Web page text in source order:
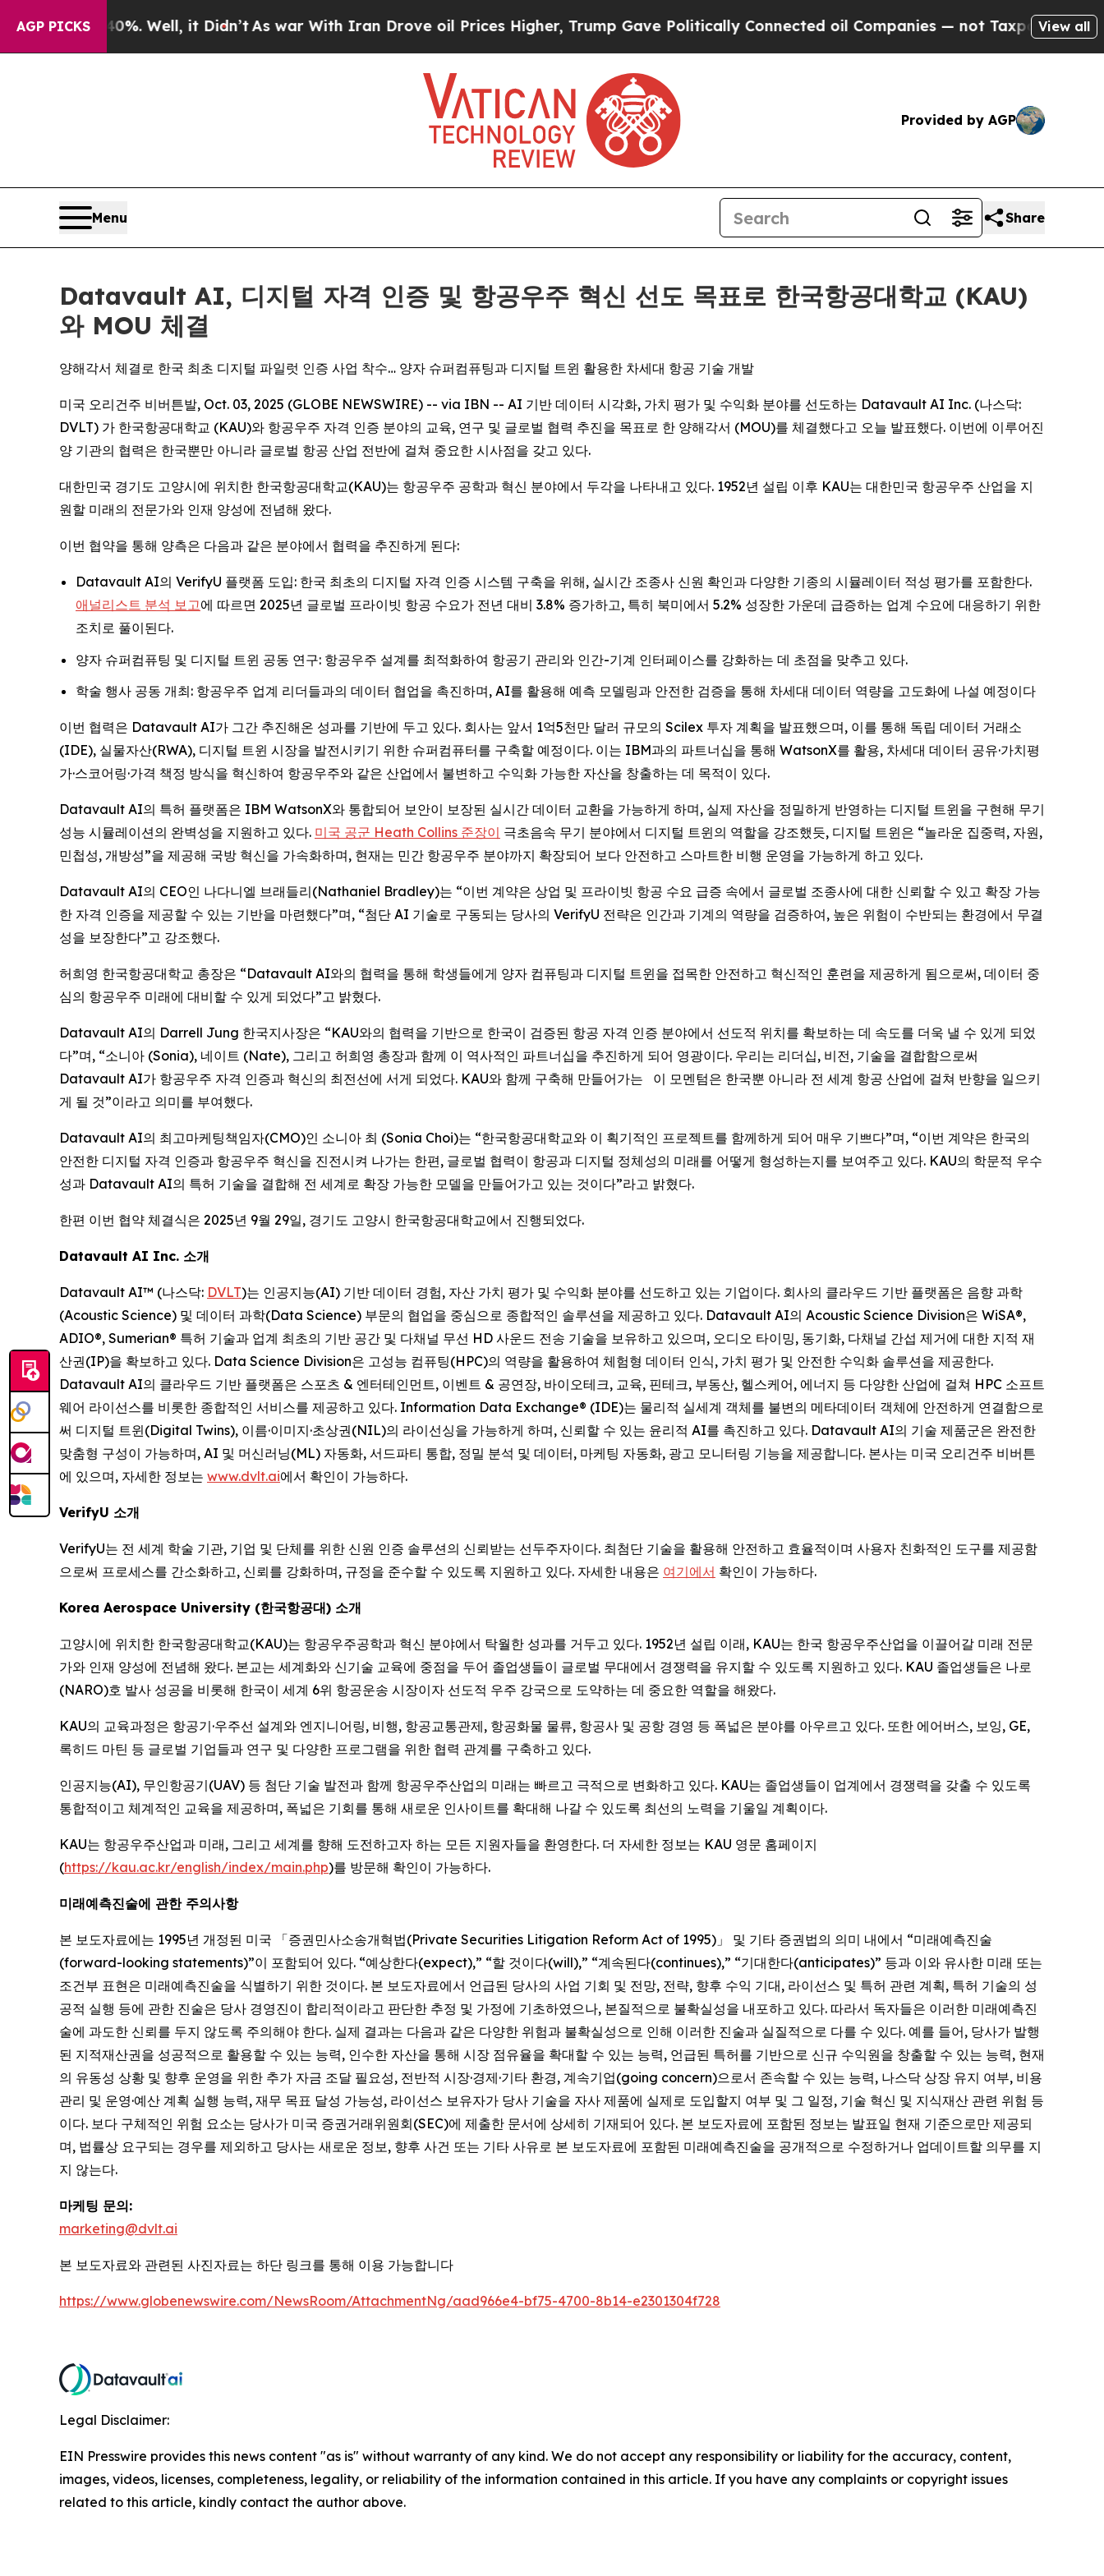
AGP PICKS
Well, it Didn’tAs war With Iran Drove oil Prices Higher, Trump Gave Politically Connected oil Companies — not Taxpayers — the Chance
View all
Provided by AGP
Menu Share
Datavault AI, 디지털 자격 인증 및 항공우주 혁신 선도 목표로 한국항공대학교 (KAU)
와 MOU 체결
양해각서 체결로 한국 최초 디지털 파일럿 인증 사업 착수… 양자 슈퍼컴퓨팅과 디지털 트윈 활용한 차세대 항공 기술 개발
미국 오리건주 비버튼발, Oct. 03, 2025 (GLOBE NEWSWIRE) -- via IBN -- AI 기반 데이터 시각화, 가치 평가 및 수익화 분야를 선도하는 Datavault AI Inc. (나스닥:
DVLT) 가 한국항공대학교 (KAU)와 항공우주 자격 인증 분야의 교육, 연구 및 글로벌 협력 추진을 목표로 한 양해각서 (MOU)를 체결했다고 오늘 발표했다. 이번에 이루어진
양 기관의 협력은 한국뿐만 아니라 글로벌 항공 산업 전반에 걸쳐 중요한 시사점을 갖고 있다.
대한민국 경기도 고양시에 위치한 한국항공대학교(KAU)는 항공우주 공학과 혁신 분야에서 두각을 나타내고 있다. 1952년 설립 이후 KAU는 대한민국 항공우주 산업을 지
원할 미래의 전문가와 인재 양성에 전념해 왔다.
이번 협약을 통해 양측은 다음과 같은 분야에서 협력을 추진하게 된다:
Datavault AI의 VerifyU 플랫폼 도입: 한국 최초의 디지털 자격 인증 시스템 구축을 위해, 실시간 조종사 신원 확인과 다양한 기종의 시뮬레이터 적성 평가를 포함한다.
애널리스트 분석 보고에 따르면 2025년 글로벌 프라이빗 항공 수요가 전년 대비 3.8% 증가하고, 특히 북미에서 5.2% 성장한 가운데 급증하는 업계 수요에 대응하기 위한
조치로 풀이된다.
양자 슈퍼컴퓨팅 및 디지털 트윈 공동 연구: 항공우주 설계를 최적화하여 항공기 관리와 인간-기계 인터페이스를 강화하는 데 초점을 맞추고 있다.
학술 행사 공동 개최: 항공우주 업계 리더들과의 데이터 협업을 촉진하며, AI를 활용해 예측 모델링과 안전한 검증을 통해 차세대 데이터 역량을 고도화에 나설 예정이다
이번 협력은 Datavault AI가 그간 추진해온 성과를 기반에 두고 있다. 회사는 앞서 1억5천만 달러 규모의 Scilex 투자 계획을 발표했으며, 이를 통해 독립 데이터 거래소
(IDE), 실물자산(RWA), 디지털 트윈 시장을 발전시키기 위한 슈퍼컴퓨터를 구축할 예정이다. 이는 IBM과의 파트너십을 통해 WatsonX를 활용, 차세대 데이터 공유·가치평
가·스코어링·가격 책정 방식을 혁신하여 항공우주와 같은 산업에서 불변하고 수익화 가능한 자산을 창출하는 데 목적이 있다.
Datavault AI의 특허 플랫폼은 IBM WatsonX와 통합되어 보안이 보장된 실시간 데이터 교환을 가능하게 하며, 실제 자산을 정밀하게 반영하는 디지털 트윈을 구현해 무기
성능 시뮬레이션의 완벽성을 지원하고 있다. 미국 공군 Heath Collins 준장이 극초음속 무기 분야에서 디지털 트윈의 역할을 강조했듯, 디지털 트윈은 “놀라운 집중력, 자원,
민첩성, 개방성”을 제공해 국방 혁신을 가속화하며, 현재는 민간 항공우주 분야까지 확장되어 보다 안전하고 스마트한 비행 운영을 가능하게 하고 있다.
Datavault AI의 CEO인 나다니엘 브래들리(Nathaniel Bradley)는 “이번 계약은 상업 및 프라이빗 항공 수요 급증 속에서 글로벌 조종사에 대한 신뢰할 수 있고 확장 가능
한 자격 인증을 제공할 수 있는 기반을 마련했다”며, “첨단 AI 기술로 구동되는 당사의 VerifyU 전략은 인간과 기계의 역량을 검증하여, 높은 위험이 수반되는 환경에서 무결
성을 보장한다”고 강조했다.
허희영 한국항공대학교 총장은 “Datavault AI와의 협력을 통해 학생들에게 양자 컴퓨팅과 디지털 트윈을 접목한 안전하고 혁신적인 훈련을 제공하게 됨으로써, 데이터 중
심의 항공우주 미래에 대비할 수 있게 되었다”고 밝혔다.
Datavault AI의 Darrell Jung 한국지사장은 “KAU와의 협력을 기반으로 한국이 검증된 항공 자격 인증 분야에서 선도적 위치를 확보하는 데 속도를 더욱 낼 수 있게 되었
다”며, “소니아 (Sonia), 네이트 (Nate), 그리고 허희영 총장과 함께 이 역사적인 파트너십을 추진하게 되어 영광이다. 우리는 리더십, 비전, 기술을 결합함으로써
Datavault AI가 항공우주 자격 인증과 혁신의 최전선에 서게 되었다. KAU와 함께 구축해 만들어가는 이 모멘텀은 한국뿐 아니라 전 세계 항공 산업에 걸쳐 반향을 일으키
게 될 것”이라고 의미를 부여했다.
Datavault AI의 최고마케팅책임자(CMO)인 소니아 최 (Sonia Choi)는 “한국항공대학교와 이 획기적인 프로젝트를 함께하게 되어 매우 기쁘다”며, “이번 계약은 한국의
안전한 디지털 자격 인증과 항공우주 혁신을 진전시켜 나가는 한편, 글로벌 협력이 항공과 디지털 정체성의 미래를 어떻게 형성하는지를 보여주고 있다. KAU의 학문적 우수
성과 Datavault AI의 특허 기술을 결합해 전 세계로 확장 가능한 모델을 만들어가고 있는 것이다”라고 밝혔다.
한편 이번 협약 체결식은 2025년 9월 29일, 경기도 고양시 한국항공대학교에서 진행되었다.
Datavault AI Inc. 소개
Datavault AI™ (나스닥: DVLT)는 인공지능(AI) 기반 데이터 경험, 자산 가치 평가 및 수익화 분야를 선도하고 있는 기업이다. 회사의 클라우드 기반 플랫폼은 음향 과학
(Acoustic Science) 및 데이터 과학(Data Science) 부문의 협업을 중심으로 종합적인 솔루션을 제공하고 있다. Datavault AI의 Acoustic Science Division은 WiSA®,
ADIO®, Sumerian® 특허 기술과 업계 최초의 기반 공간 및 다채널 무선 HD 사운드 전송 기술을 보유하고 있으며, 오디오 타이밍, 동기화, 다채널 간섭 제거에 대한 지적 재
산권(IP)을 확보하고 있다. Data Science Division은 고성능 컴퓨팅(HPC)의 역량을 활용하여 체험형 데이터 인식, 가치 평가 및 안전한 수익화 솔루션을 제공한다.
Datavault AI의 클라우드 기반 플랫폼은 스포츠 & 엔터테인먼트, 이벤트 & 공연장, 바이오테크, 교육, 핀테크, 부동산, 헬스케어, 에너지 등 다양한 산업에 걸쳐 HPC 소프트
웨어 라이선스를 비롯한 종합적인 서비스를 제공하고 있다. Information Data Exchange® (IDE)는 물리적 실세계 객체를 불변의 메타데이터 객체에 안전하게 연결함으로
써 디지털 트윈(Digital Twins), 이름·이미지·초상권(NIL)의 라이선싱을 가능하게 하며, 신뢰할 수 있는 윤리적 AI를 촉진하고 있다. Datavault AI의 기술 제품군은 완전한
맞춤형 구성이 가능하며, AI 및 머신러닝(ML) 자동화, 서드파티 통합, 정밀 분석 및 데이터, 마케팅 자동화, 광고 모니터링 기능을 제공합니다. 본사는 미국 오리건주 비버튼
에 있으며, 자세한 정보는 www.dvlt.ai에서 확인이 가능하다.
VerifyU 소개
VerifyU는 전 세계 학술 기관, 기업 및 단체를 위한 신원 인증 솔루션의 신뢰받는 선두주자이다. 최첨단 기술을 활용해 안전하고 효율적이며 사용자 친화적인 도구를 제공함
으로써 프로세스를 간소화하고, 신뢰를 강화하며, 규정을 준수할 수 있도록 지원하고 있다. 자세한 내용은 여기에서 확인이 가능하다.
Korea Aerospace University (한국항공대) 소개
고양시에 위치한 한국항공대학교(KAU)는 항공우주공학과 혁신 분야에서 탁월한 성과를 거두고 있다. 1952년 설립 이래, KAU는 한국 항공우주산업을 이끌어갈 미래 전문
가와 인재 양성에 전념해 왔다. 본교는 세계화와 신기술 교육에 중점을 두어 졸업생들이 글로벌 무대에서 경쟁력을 유지할 수 있도록 지원하고 있다. KAU 졸업생들은 나로
(NARO)호 발사 성공을 비롯해 한국이 세계 6위 항공운송 시장이자 선도적 우주 강국으로 도약하는 데 중요한 역할을 해왔다.
KAU의 교육과정은 항공기·우주선 설계와 엔지니어링, 비행, 항공교통관제, 항공화물 물류, 항공사 및 공항 경영 등 폭넓은 분야를 아우르고 있다. 또한 에어버스, 보잉, GE,
록히드 마틴 등 글로벌 기업들과 연구 및 다양한 프로그램을 위한 협력 관계를 구축하고 있다.
인공지능(AI), 무인항공기(UAV) 등 첨단 기술 발전과 함께 항공우주산업의 미래는 빠르고 극적으로 변화하고 있다. KAU는 졸업생들이 업계에서 경쟁력을 갖출 수 있도록
통합적이고 체계적인 교육을 제공하며, 폭넓은 기회를 통해 새로운 인사이트를 확대해 나갈 수 있도록 최선의 노력을 기울일 계획이다.
KAU는 항공우주산업과 미래, 그리고 세계를 향해 도전하고자 하는 모든 지원자들을 환영한다. 더 자세한 정보는 KAU 영문 홈페이지
(https://kau.ac.kr/english/index/main.php)를 방문해 확인이 가능하다.
미래예측진술에 관한 주의사항
본 보도자료에는 1995년 개정된 미국 「증권민사소송개혁법(Private Securities Litigation Reform Act of 1995)」 및 기타 증권법의 의미 내에서 “미래예측진술
(forward-looking statements)”이 포함되어 있다. “예상한다(expect),” “할 것이다(will),” “계속된다(continues),” “기대한다(anticipates)” 등과 이와 유사한 미래 또는
조건부 표현은 미래예측진술을 식별하기 위한 것이다. 본 보도자료에서 언급된 당사의 사업 기회 및 전망, 전략, 향후 수익 기대, 라이선스 및 특허 관련 계획, 특허 기술의 성
공적 실행 등에 관한 진술은 당사 경영진이 합리적이라고 판단한 추정 및 가정에 기초하였으나, 본질적으로 불확실성을 내포하고 있다. 따라서 독자들은 이러한 미래예측진
술에 과도한 신뢰를 두지 않도록 주의해야 한다. 실제 결과는 다음과 같은 다양한 위험과 불확실성으로 인해 이러한 진술과 실질적으로 다를 수 있다. 예를 들어, 당사가 발행
된 지적재산권을 성공적으로 활용할 수 있는 능력, 인수한 자산을 통해 시장 점유율을 확대할 수 있는 능력, 언급된 특허를 기반으로 신규 수익원을 창출할 수 있는 능력, 현재
의 유동성 상황 및 향후 운영을 위한 추가 자금 조달 필요성, 전반적 시장·경제·기타 환경, 계속기업(going concern)으로서 존속할 수 있는 능력, 나스닥 상장 유지 여부, 비용
관리 및 운영·예산 계획 실행 능력, 재무 목표 달성 가능성, 라이선스 보유자가 당사 기술을 자사 제품에 실제로 도입할지 여부 및 그 일정, 기술 혁신 및 지식재산 관련 위험 등
이다. 보다 구체적인 위험 요소는 당사가 미국 증권거래위원회(SEC)에 제출한 문서에 상세히 기재되어 있다. 본 보도자료에 포함된 정보는 발표일 현재 기준으로만 제공되
며, 법률상 요구되는 경우를 제외하고 당사는 새로운 정보, 향후 사건 또는 기타 사유로 본 보도자료에 포함된 미래예측진술을 공개적으로 수정하거나 업데이트할 의무를 지
지 않는다.
마케팅 문의:
marketing@dvlt.ai
본 보도자료와 관련된 사진자료는 하단 링크를 통해 이용 가능합니다
https://www.globenewswire.com/NewsRoom/AttachmentNg/aad966e4-bf75-4700-8b14-e2301304f728
Legal Disclaimer:
EIN Presswire provides this news content "as is" without warranty of any kind. We do not accept any responsibility or liability for the accuracy, content,
images, videos, licenses, completeness, legality, or reliability of the information contained in this article. If you have any complaints or copyright issues
related to this article, kindly contact the author above.